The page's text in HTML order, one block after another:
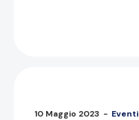
10 Maggio 2023 - Eventi